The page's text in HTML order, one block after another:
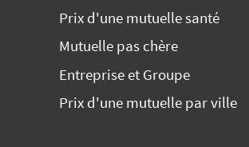
Prix d'une mutuelle santé
Mutuelle pas chère
Entreprise et Groupe
Prix d'une mutuelle par ville